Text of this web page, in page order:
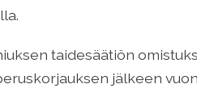
taidesäätiön
jälkeen